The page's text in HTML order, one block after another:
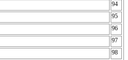
94
95
96
97
98